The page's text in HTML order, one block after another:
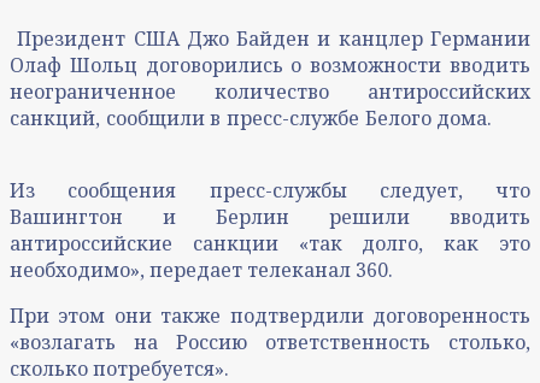
Президент США Джо Байден и канцлер Германии
Олаф Шольц договорились о возможности вводить
неограниченное количество антироссийских
санкций, сообщили в пресс-службе Белого дома.
Из сообщения пресс-службы следует, что
Вашингтон и Берлин решили вводить
антироссийские санкции «так долго, как это
необходимо», передает телеканал 360.
При этом они также подтвердили договоренность
«возлагать на Россию ответственность столько,
сколько потребуется».